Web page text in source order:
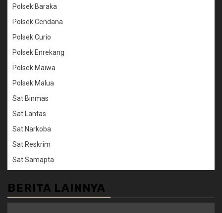
Polsek Baraka
Polsek Cendana
Polsek Curio
Polsek Enrekang
Polsek Maiwa
Polsek Malua
Sat Binmas
Sat Lantas
Sat Narkoba
Sat Reskrim
Sat Samapta
BERITA LAINNYA